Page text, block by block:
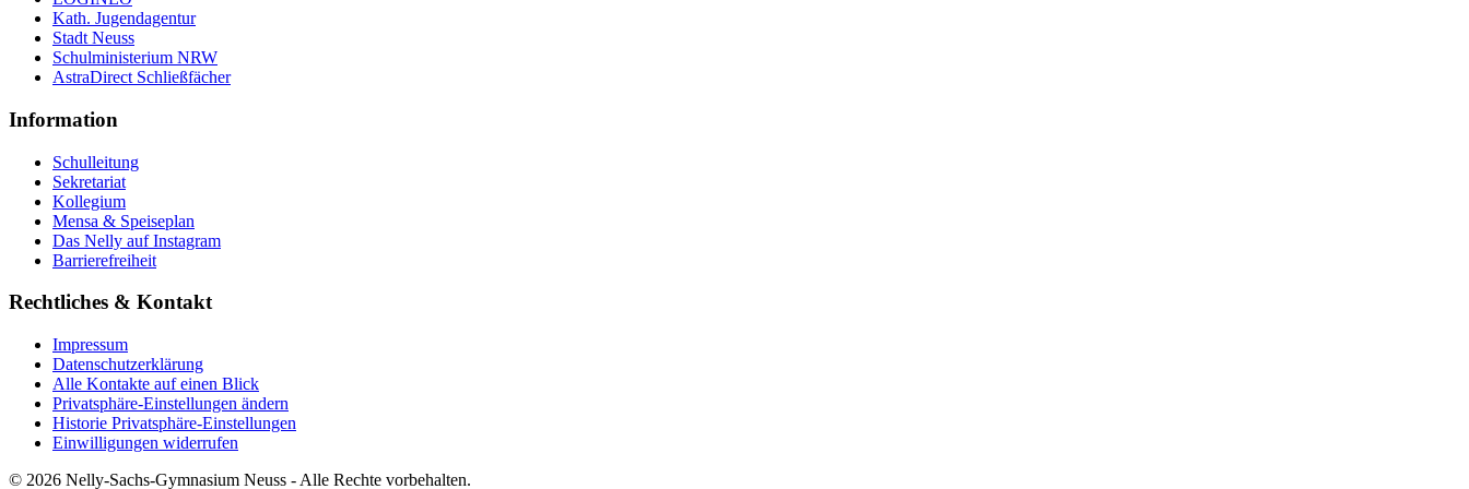
Kath. Jugendagentur
Stadt Neuss
Schulministerium NRW
AstraDirect Schließfächer
Information
Schulleitung
Sekretariat
Kollegium
Mensa & Speiseplan
Das Nelly auf Instagram
Barrierefreiheit
Rechtliches & Kontakt
Impressum
Datenschutzerklärung
Alle Kontakte auf einen Blick
Privatsphäre-Einstellungen ändern
Historie Privatsphäre-Einstellungen
Einwilligungen widerrufen
© 2026 Nelly-Sachs-Gymnasium Neuss - Alle Rechte vorbehalten.